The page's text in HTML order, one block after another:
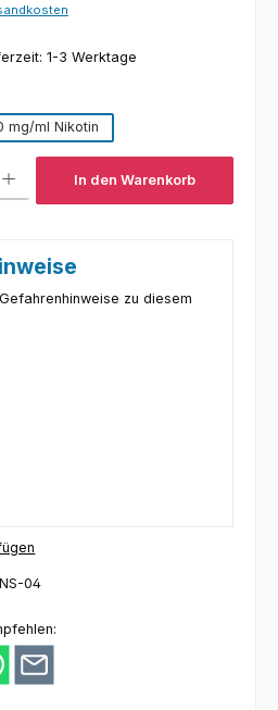
1-3 Werktage
mg/ml Nikotin
In den Warenkorb
zu diesem
04